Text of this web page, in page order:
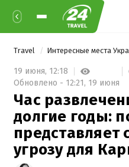
Travel Интересные места
19 июня, 12:18
Обновлено - 12:21, 19 июня
Час
долгие годы:
представляет
угрозу для